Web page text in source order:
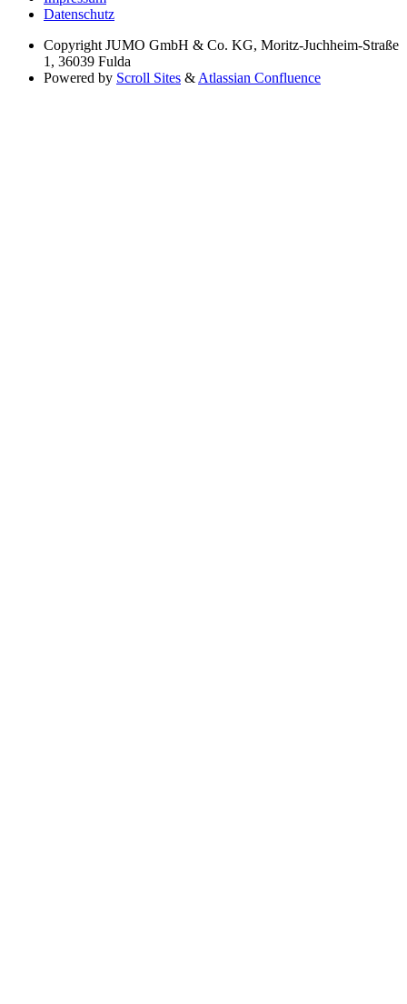
Datenschutz
Copyright JUMO GmbH & Co. KG, Moritz-Juchheim-Straße
1, 36039 Fulda
Powered by Scroll Sites &Atlassian Confluence